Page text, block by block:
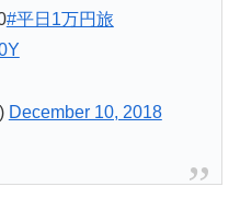
#平日1万円旅
December 10, 2018